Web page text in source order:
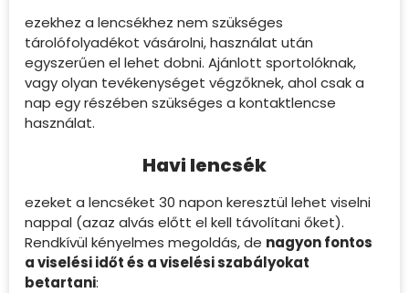
ezekhez a lencsékhez nem szükséges
tárolófolyadékot vásárolni, használat után
egyszerűen el lehet dobni. Ajánlott sportolóknak,
vagy olyan tevékenységet végzőknek, ahol csak a
nap egy részében szükséges a kontaktlencse
használat.
Havi lencsék
ezeket a lencséket 30 napon keresztül lehet viselni
nappal (azaz alvás előtt el kell távolítani őket).
Rendkívül kényelmes megoldás, de nagyon fontos
a viselési időt és a viselési szabályokat
betartani: